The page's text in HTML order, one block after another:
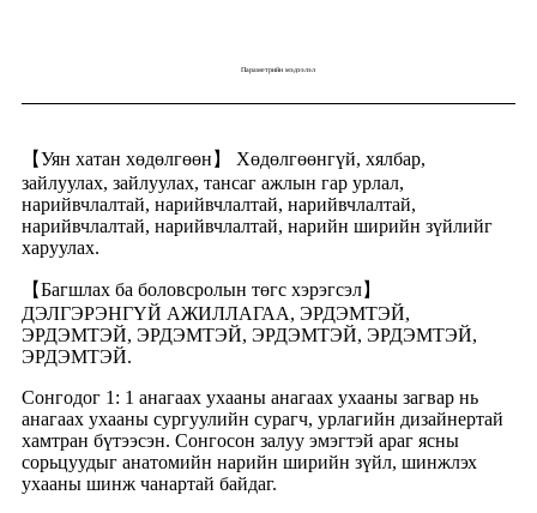
Параметрийн мэдээлэл
【Уян хатан хөдөлгөөн】 Хөдөлгөөнгүй, хялбар,
зайлуулах, зайлуулах, тансаг ажлын гар урлал,
нарийвчлалтай, нарийвчлалтай, нарийвчлалтай,
нарийвчлалтай, нарийвчлалтай, нарийн ширийн зүйлийг
харуулах.
【Багшлах ба боловсролын төгс хэрэгсэл】
ДЭЛГЭРЭНГҮЙ АЖИЛЛАГАА, ЭРДЭМТЭЙ,
ЭРДЭМТЭЙ, ЭРДЭМТЭЙ, ЭРДЭМТЭЙ, ЭРДЭМТЭЙ,
ЭРДЭМТЭЙ.
Сонгодог 1: 1 анагаах ухааны анагаах ухааны загвар нь
анагаах ухааны сургуулийн сурагч, урлагийн дизайнертай
хамтран бүтээсэн. Сонгосон залуу эмэгтэй араг ясны
сорьцуудыг анатомийн нарийн ширийн зүйл, шинжлэх
ухааны шинж чанартай байдаг.